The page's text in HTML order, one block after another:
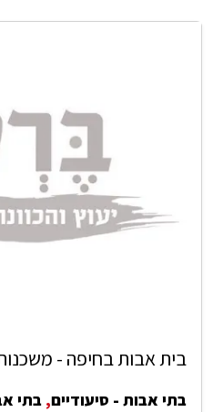
בית אבות בחיפה -
בתי אבות - סיעודיים, בתי